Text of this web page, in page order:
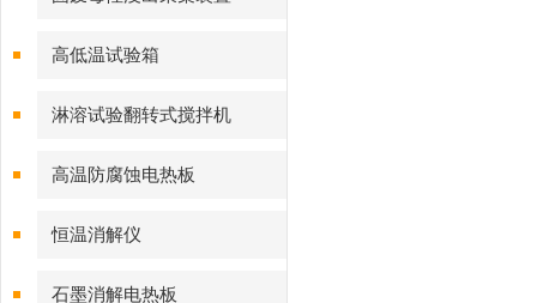
高低温试验箱
淋溶试验翻转式搅拌机
高温防腐蚀电热板
恒温消解仪
石墨消解电热板